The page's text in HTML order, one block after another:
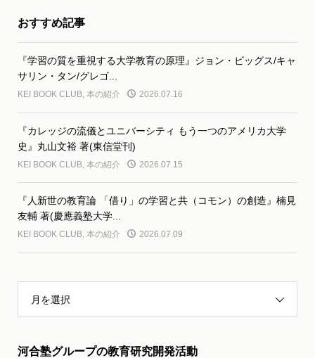
おすすめ記事
『学習の質を重視する大学教育の原理』ジョン・ビッグス/キャ
サリン・タン/グレゴ...
KEI BOOK CLUB, 本の紹介 2026.07.16
『カレッジの流儀とユニバーシティ もう一つのアメリカ大学
史』丸山文裕 著(東信堂刊)
KEI BOOK CLUB, 本の紹介 2026.07.15
『人新世の教育論 「借り」の学習と共（コモン）の創造』楠見
友輔 著(慶應義塾大学...
KEI BOOK CLUB, 本の紹介 2026.07.09
月を選択
河合塾グループの教育研究開発活動